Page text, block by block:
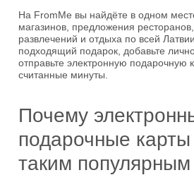
На FromMe вы найдёте в одном
магазинов, предложения
развлечений и отдыха по всей
подходящий подарок, добавьте
отправьте электронную подарочную
считанные минуты.
Почему
подарочные карты
таким